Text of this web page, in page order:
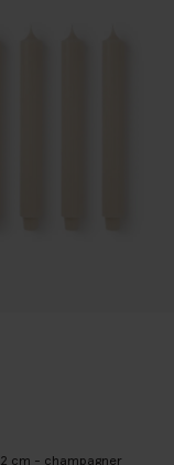
cm - champagner